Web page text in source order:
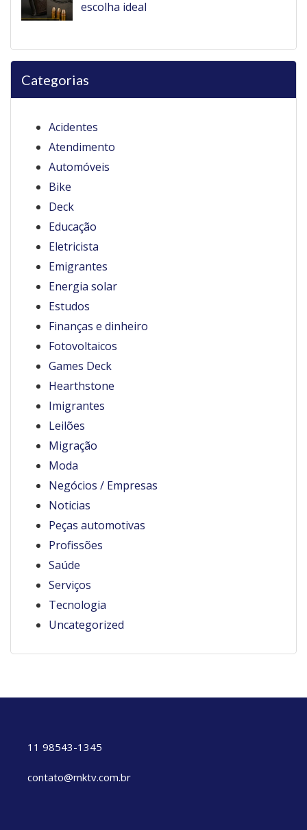
escolha ideal
Categorias
Acidentes
Atendimento
Automóveis
Bike
Deck
Educação
Eletricista
Emigrantes
Energia solar
Estudos
Finanças e dinheiro
Fotovoltaicos
Games Deck
Hearthstone
Imigrantes
Leilões
Migração
Moda
Negócios / Empresas
Noticias
Peças automotivas
Profissões
Saúde
Serviços
Tecnologia
Uncategorized
11 98543-1345
contato@mktv.com.br